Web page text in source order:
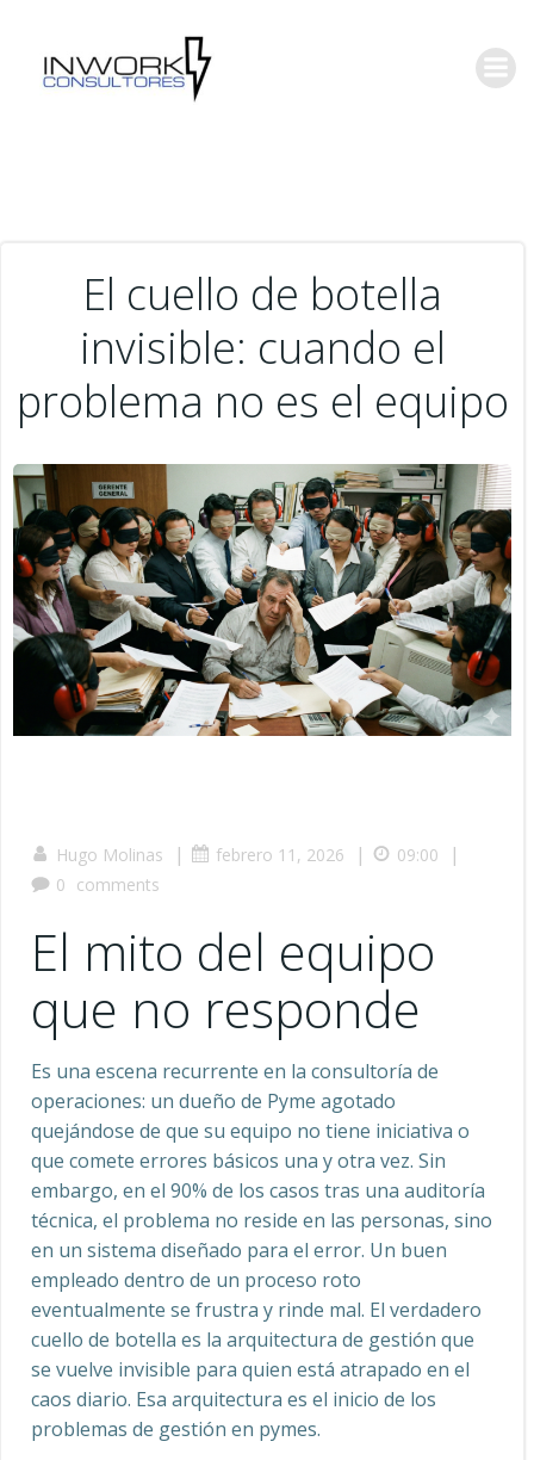
El cuello de botella
invisible: cuando el
problema no es el equipo
Hugo Molinas | febrero 11, 2026 | 09:00 |
0 comments
El mito del equipo
que no responde
Es una escena recurrente en la consultoría de
operaciones: un dueño de Pyme agotado
quejándose de que su equipo no tiene iniciativa o
que comete errores básicos una y otra vez. Sin
embargo, en el 90% de los casos tras una auditoría
técnica, el problema no reside en las personas, sino
en un sistema diseñado para el error. Un buen
empleado dentro de un proceso roto
eventualmente se frustra y rinde mal. El verdadero
cuello de botella es la arquitectura de gestión que
se vuelve invisible para quien está atrapado en el
caos diario. Esa arquitectura es el inicio de los
problemas de gestión en pymes.